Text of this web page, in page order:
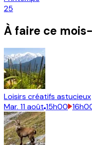
25
À faire ce
Loisirs créatifs astucieux
Mar. 11août 15h00